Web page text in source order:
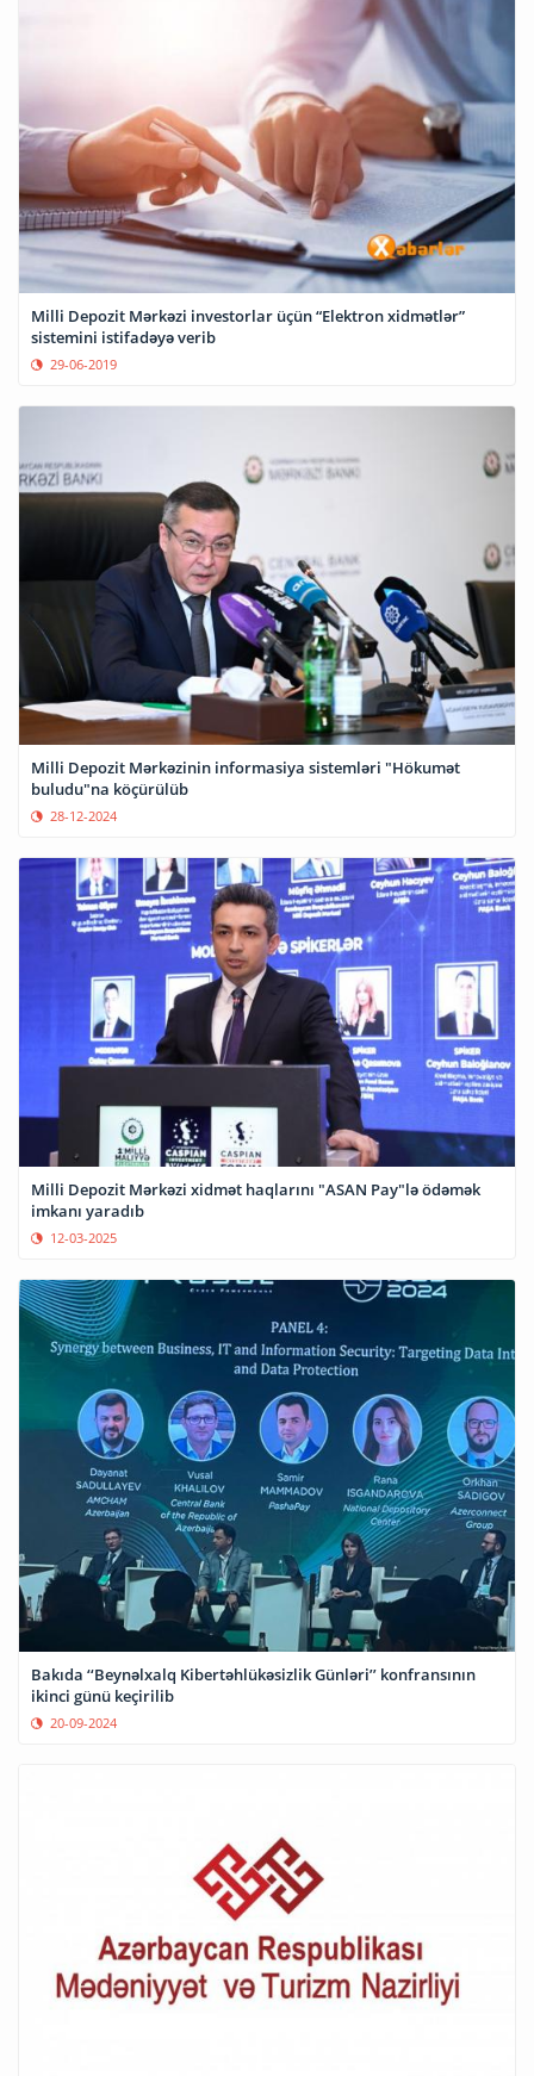
Milli Depozit Mərkəzi investorlar üçün “Elektron xidmətlər”
sistemini istifadəyə verib
29-06-2019
Milli Depozit Mərkəzinin informasiya sistemləri "Hökumət
buludu"na köçürülüb
28-12-2024
Milli Depozit Mərkəzi xidmət haqlarını "ASAN Pay"lə ödəmək
imkanı yaradıb
12-03-2025
Bakıda ‘‘Beynəlxalq Kibertəhlükəsizlik Günləri’’ konfransının
ikinci günü keçirilib
20-09-2024